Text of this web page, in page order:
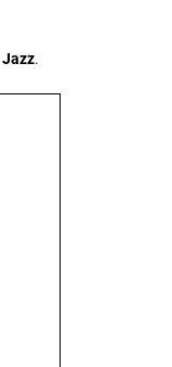
Jazz.